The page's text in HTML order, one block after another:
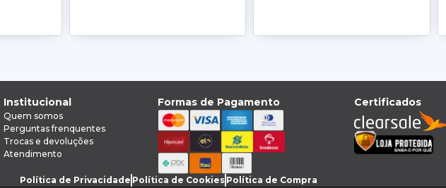
Institucional
Quem somos
Perguntas frenquentes
Trocas e devoluções
Atendimento
Formas de Pagamento Certificados
Política de Privacidade Política de Cookies Política de Compra